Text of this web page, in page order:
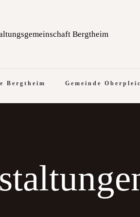
Bergtheim Gemeinde